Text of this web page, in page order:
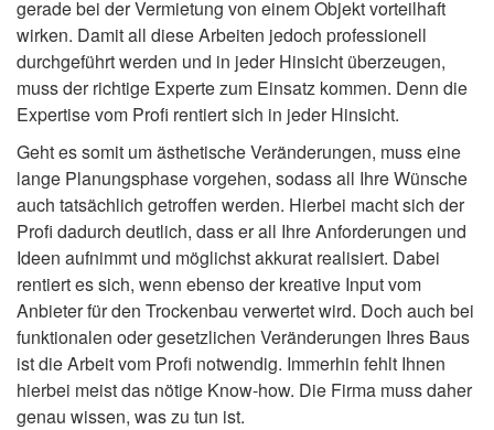
gerade bei der Vermietung von einem Objekt vorteilhaft
wirken. Damit all diese Arbeiten jedoch professionell
durchgeführt werden und in jeder Hinsicht überzeugen,
muss der richtige Experte zum Einsatz kommen. Denn die
Expertise vom Profi rentiert sich in jeder Hinsicht.
Geht es somit um ästhetische Veränderungen, muss eine
lange Planungsphase vorgehen, sodass all Ihre Wünsche
auch tatsächlich getroffen werden. Hierbei macht sich der
Profi dadurch deutlich, dass er all Ihre Anforderungen und
Ideen aufnimmt und möglichst akkurat realisiert. Dabei
rentiert es sich, wenn ebenso der kreative Input vom
Anbieter für den Trockenbau verwertet wird. Doch auch bei
funktionalen oder gesetzlichen Veränderungen Ihres Baus
ist die Arbeit vom Profi notwendig. Immerhin fehlt Ihnen
hierbei meist das nötige Know-how. Die Firma muss daher
genau wissen, was zu tun ist.